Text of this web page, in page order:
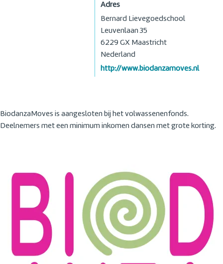
Adres
Bernard Lievegoedschool
Leuvenlaan 35
6229 GX Maastricht
Nederland
http://www.biodanzamoves.nl
BiodanzaMoves is aangesloten bij het volwassenenfonds.
Deelnemers met een minimum inkomen dansen met grote korting.